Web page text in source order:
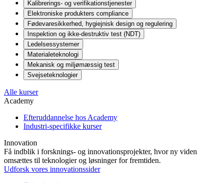
Kalibrerings- og verifikationstjenester
Elektroniske produkters compliance
Fødevaresikkerhed, hygiejnisk design og regulering
Inspektion og ikke-destruktiv test (NDT)
Ledelsessystemer
Materialeteknologi
Mekanisk og miljømæssig test
Svejseteknologier
Alle kurser
Academy
Efteruddannelse hos Academy
Industri-specifikke kurser
Innovation
Få indblik i forsknings- og innovationsprojekter, hvor ny viden
omsættes til teknologier og løsninger for fremtiden.
Udforsk vores innovationssider